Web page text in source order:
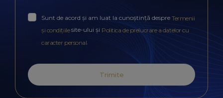
Sunt de acord și am luat la cunoștință despre Termenii
și condițiilesite-ului și Politica de prelucrare a datelor cu
caracter personal.
Trimite